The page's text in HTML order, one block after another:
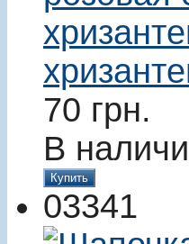
70 грн.
В
Купить
03341